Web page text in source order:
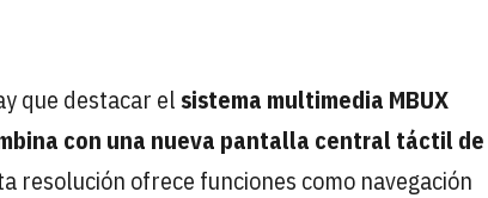
que destacar el sistema multimedia MBUX
con una nueva pantalla central táctil de
resolución ofrece funciones como navegación